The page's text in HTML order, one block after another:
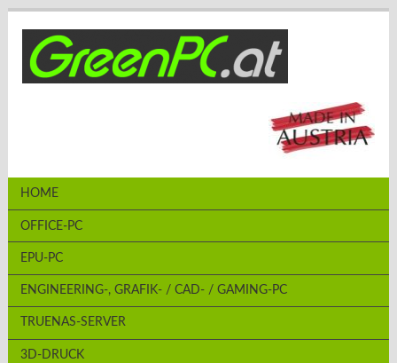
HOME
OFFICE-PC
EPU-PC
ENGINEERING-, GRAFIK- / CAD- / GAMING-PC
TRUENAS-SERVER
3D-DRUCK